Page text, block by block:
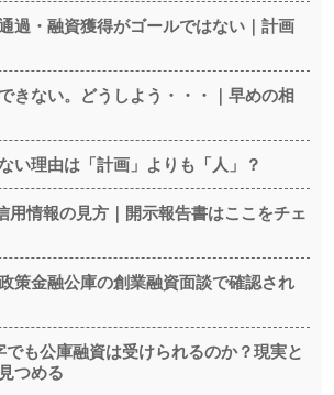
過・融資獲得がゴールではない｜計画
きない。どうしよう・・・｜早めの相
い理由は「計画」よりも「人」？
用情報の見方｜開示報告書はここをチェ
策金融公庫の創業融資面談で確認され
でも公庫融資は受けられるのか？現実と
つめる